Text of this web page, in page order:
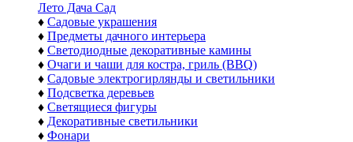
Лето Дача Сад
♦ Садовые украшения
♦ Предметы дачного интерьера
♦ Светодиодные декоративные камины
♦ Очаги и чаши для костра, гриль (BBQ)
♦ Садовые электрогирлянды и светильники
♦ Подсветка деревьев
♦ Светящиеся фигуры
♦ Декоративные светильники
♦ Фонари